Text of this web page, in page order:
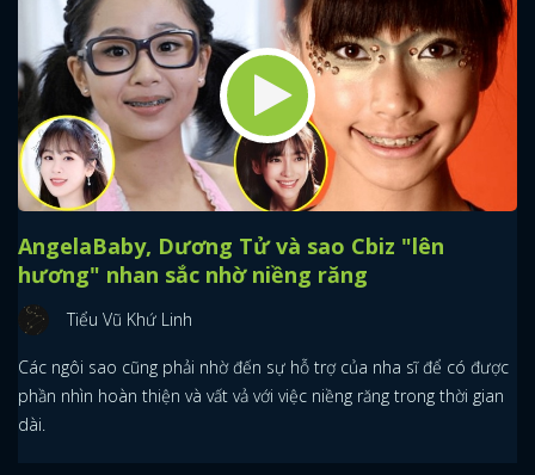
AngelaBaby, Dương Tử và sao Cbiz "lên
hương" nhan sắc nhờ niềng răng
Tiểu Vũ Khứ Linh
Các ngôi sao cũng phải nhờ đến sự hỗ trợ của nha sĩ để có được
phần nhìn hoàn thiện và vất vả với việc niềng răng trong thời gian
dài.